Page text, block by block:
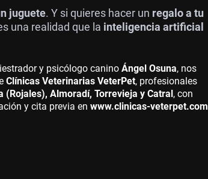
juguete. Y si quieres hacer un regalo a tu
una realidad que la inteligencia artificial
y psicólogo canino Ángel Osuna, nos
Clínicas Veterinarias VeterPet, profesionales
(Rojales), Almoradí, Torrevieja y Catral, con
y cita previa en www.clinicas-veterpet.com